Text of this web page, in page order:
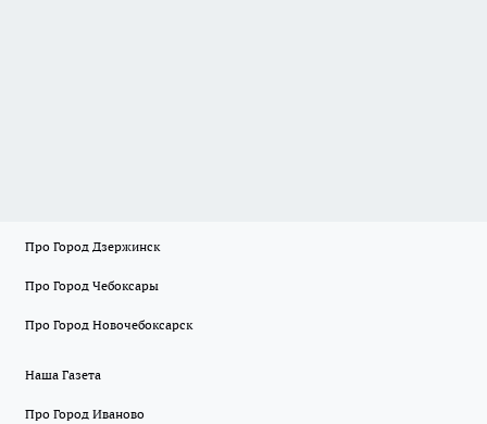
Про Город Дзержинск
Про Город Чебоксары
Про Город Новочебоксарск
Наша Газета
Про Город Иваново